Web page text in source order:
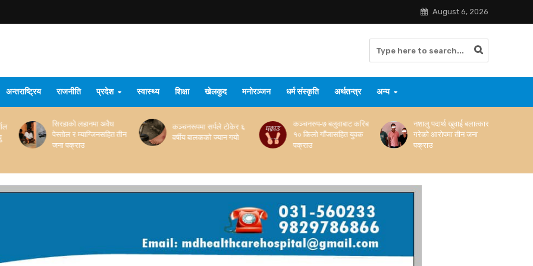
August 6, 2026
अन्तराष्ट्रिय राजनीति प्रदेश स्वास्थ्य शिक्षा खेलकुद मनोरञ्जन धर्म संस्कृति अर्थतन्त्र अन्य
कञ्चनरूपमा सर्पले टोकेर ६
वर्षीय बालकको ज्यान गयो
कञ्चनरुप-७ बलुवाबाट करिब
१० किलो गाँजासहित युवक
नशालु पदार्थ खुवाई बलात्कार
गरेको आरोपमा तीन जना
पक्राउ
सप्तरीमा मोटरसाइकल
दुर्घटना हुँदा दुई जनाको मृत्यु